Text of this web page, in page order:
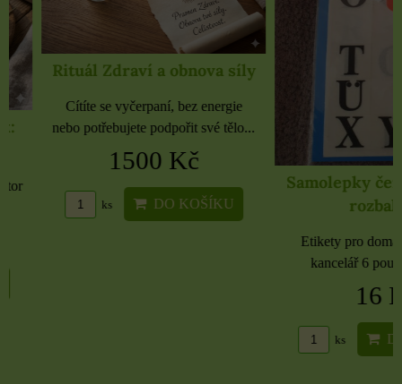
Rituál Zdraví a obnova síly
Cítíte se vyčerpaní, bez energie
nebo potřebujete podpořit své tělo...
1500 Kč
ks DO KOŠÍKU
Samolepky černé
rozbaleno
Etikety pro
kancelář 6 použitých
16 Kč
ks DO